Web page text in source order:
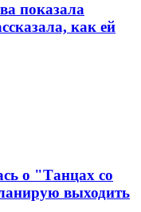
показала
как ей
о "Танцах со
выходить